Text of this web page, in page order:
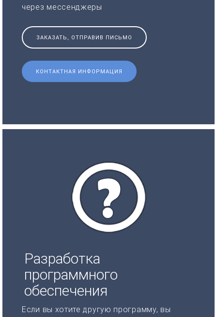
через мессенджеры
ЗАКАЗАТЬ, ОТПРАВИВ ПИСЬМО
КОНТАКТНАЯ ИНФОРМАЦИЯ
Разработка
программного
обеспечения
Если вы хотите другую программу, вы